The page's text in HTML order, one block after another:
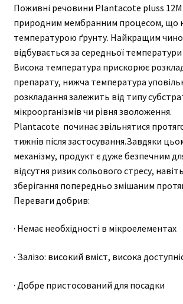
Поживні речовини Plantacote pluss
природним мембранним процесом, що
температурою ґрунту. Найкращим
відбувається за середньої температури
Висока температура прискорює
препарату, нижча температура
розкладання залежить від типу
мікроорганізмів чи рівня зволоження.
Plantacote починає звільнятися
тижнів після застосування.Завдяки
механізму, продукт є дуже безпечним
відсутня ризик сольового стресу,
зберігання попередньо змішаним
Переваги добрив:
· Немає необхідності в мікроелементах
· Залізо: високий вміст, висока
· Добре пристосований для посадки